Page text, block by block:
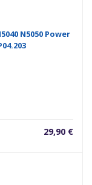
N5050 Power
29,90 €